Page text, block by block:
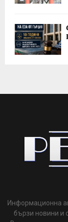
Информационна
бързи новини и